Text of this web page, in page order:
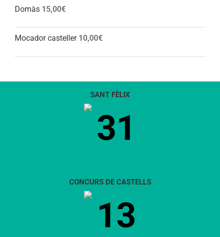
Domàs 15,00€
Mocador casteller 10,00€
SANT FÈLIX
31
CONCURS DE CASTELLS
13